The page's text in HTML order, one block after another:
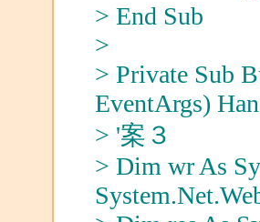
> End Sub
>
> Private Sub
EventArgs)
> '案３
> Dim wr As